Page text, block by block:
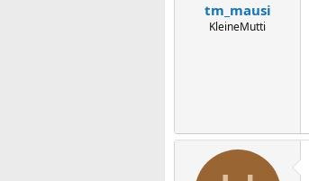
tm_mausi
KleineMutti